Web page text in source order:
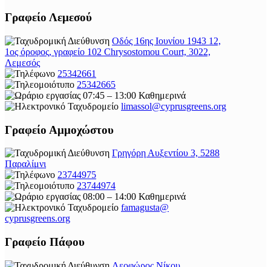
Γραφείο Λεμεσού
Οδός 16ης Ιουνίου 1943 12,
1ος όροφος, γραφείο 102 Chrysostomou Court, 3022,
Λεμεσός
25342661
25342665
07:45 – 13:00 Καθημερινά
limassol@cyprusgreens.org
Γραφείο Αμμοχώστου
Γρηγόρη Αυξεντίου 3, 5288
Παραλίμνι
23744975
23744974
08:00 – 14:00 Καθημερινά
famagusta@
cyprusgreens.org
Γραφείο Πάφου